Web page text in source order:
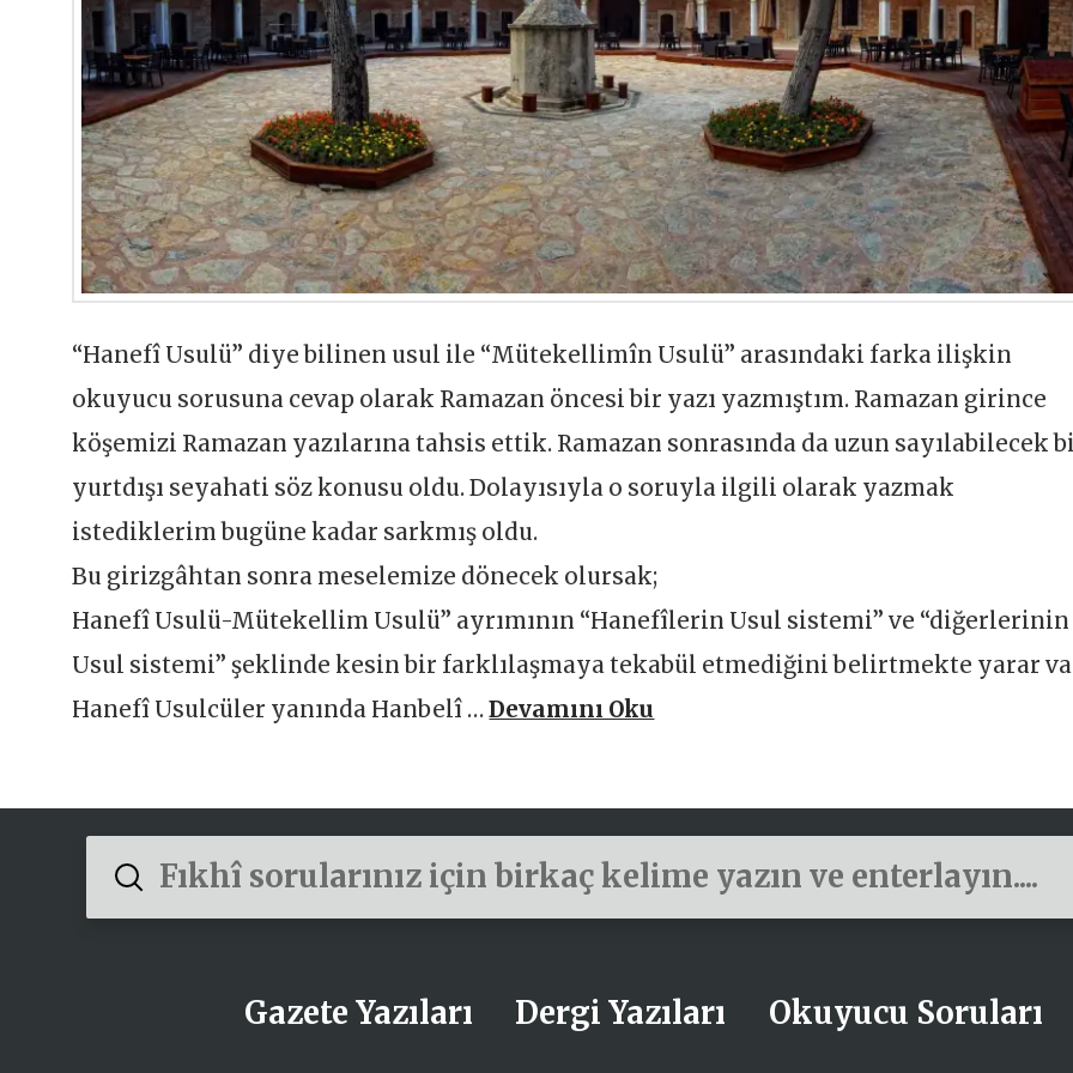
“Hanefî Usulü” diye bilinen usul ile “Mütekellimîn Usulü” arasındaki farka ilişkin
okuyucu sorusuna cevap olarak Ramazan öncesi bir yazı yazmıştım. Ramazan girince
köşemizi Ramazan yazılarına tahsis ettik. Ramazan sonrasında da uzun sayılabilecek
yurtdışı seyahati söz konusu oldu. Dolayısıyla o soruyla ilgili olarak yazmak
istediklerim bugüne kadar sarkmış oldu.
Bu girizgâhtan sonra meselemize dönecek olursak;
Hanefî Usulü-Mütekellim Usulü” ayrımının “Hanefîlerin Usul sistemi” ve “diğerlerinin
Usul sistemi” şeklinde kesin bir farklılaşmaya tekabül etmediğini belirtmekte yarar
Hanefî Usulcüler yanında Hanbelî …Devamını Oku
Search
Submit
Gazete Yazıları Dergi Yazıları Okuyucu Soruları